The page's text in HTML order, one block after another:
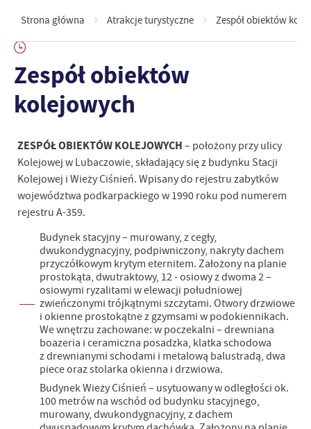
Strona główna Atrakcje turystyczne Zespół obiektów
Zespół obiektów
kolejowych
ZESPÓŁ OBIEKTÓW KOLEJOWYCH – położony przy ulicy
Kolejowej w Lubaczowie, składający się z budynku Stacji
Kolejowej i Wieży Ciśnień. Wpisany do rejestru zabytków
województwa podkarpackiego w 1990 roku pod numerem
rejestru A-359.
Budynek stacyjny – murowany, z cegły,
dwukondygnacyjny, podpiwniczony, nakryty dachem
przyczółkowym krytym eternitem. Założony na planie
prostokąta, dwutraktowy, 12 - osiowy z dwoma 2 –
osiowymi ryzalitami w elewacji południowej
zwieńczonymi trójkątnymi szczytami. Otwory drzwiowe
i okienne prostokątne z gzymsami w podokiennikach.
We wnętrzu zachowane: w poczekalni – drewniana
boazeria i ceramiczna posadzka, klatka schodowa
z drewnianymi schodami i metalową balustradą, dwa
piece oraz stolarka okienna i drzwiowa.
Budynek Wieży Ciśnień – usytuowany w odległości ok.
100 metrów na wschód od budynku stacyjnego,
murowany, dwukondygnacyjny, z dachem